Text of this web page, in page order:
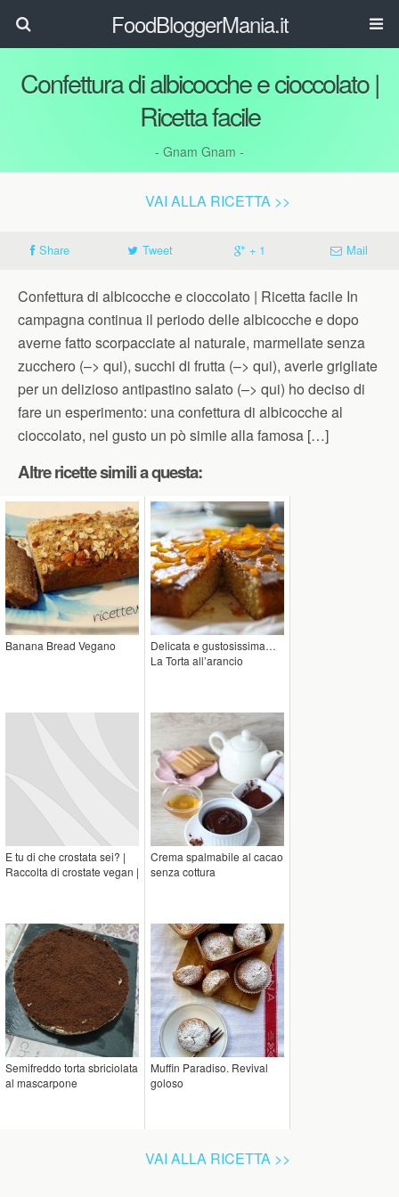
FoodBloggerMania.it
Confettura di albicocche e cioccolato |
Ricetta facile
- Gnam Gnam -
VAI ALLA RICETTA >>
Share Tweet + 1 Mail
Confettura di albicocche e cioccolato | Ricetta facile In
campagna continua il periodo delle albicocche e dopo
averne fatto scorpacciate al naturale, marmellate senza
zucchero (–> qui), succhi di frutta (–> qui), averle grigliate
per un delizioso antipastino salato (–> qui) ho deciso di
fare un esperimento: una confettura di albicocche al
cioccolato, nel gusto un pò simile alla famosa […]
Altre ricette simili a questa:
Banana Bread Vegano
Delicata e gustosissima…
La Torta all’arancio
E tu di che crostata sei? |
Raccolta di crostate vegan |
Crema spalmabile al cacao
senza cottura
Semifreddo torta sbriciolata
al mascarpone
Muffin Paradiso. Revival
goloso
VAI ALLA RICETTA >>